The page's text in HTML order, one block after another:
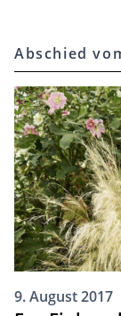
Abschied
9. August 2017